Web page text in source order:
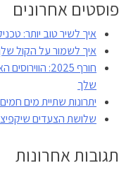
פוסטים אחרונים
איך לשיר טוב יותר:
איך לשמור על הקול
חורף 2025:
שלך
יתרונות שתיית מים
שלושת הצעדים
תגובות אחרונות